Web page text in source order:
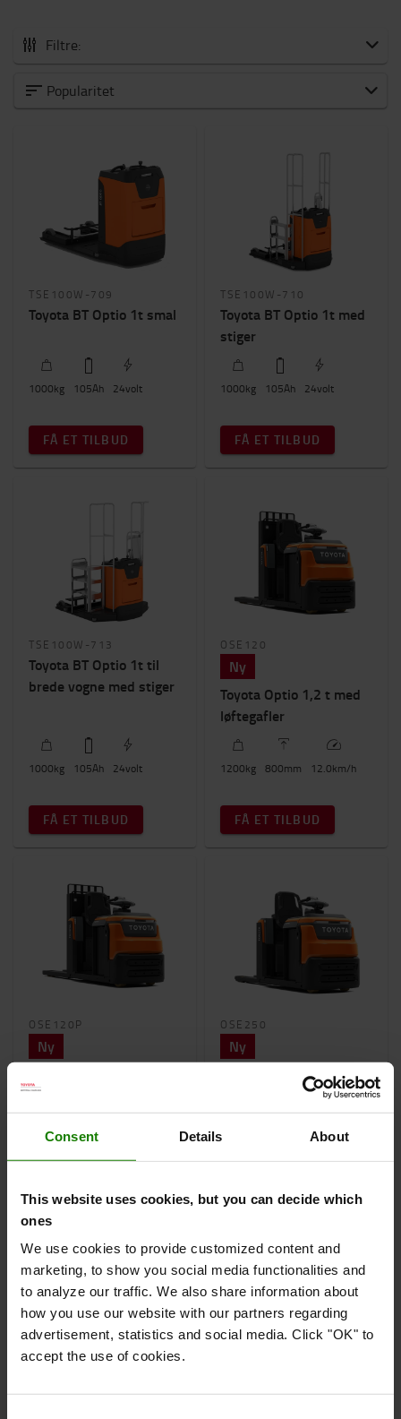
Consent Details About
This website uses cookies, but you can decide which
ones
We use cookies to provide customized content and
marketing, to show you social media functionalities and
to analyze our traffic. We also share information about
how you use our website with our partners regarding
advertisement, statistics and social media. Click "OK" to
accept the use of cookies.
Filtre:
Alle plukketruck
1000kg
Løftehøjde (mm)
Pris
184000kr.
Byggehøjde
1900mm
Popularitet
TSE100W-709
Toyota BT Optio 1t smal
1000kg 105Ah 24volt
FÅ ET TILBUD
TSE100W-710
Toyota BT Optio 1t med
stiger
1000kg 105Ah 24volt
FÅ ET TILBUD
TSE100W-713
Toyota BT Optio 1t til
brede vogne med stiger
1000kg 105Ah 24volt
FÅ ET TILBUD
OSE120
Ny
Toyota Optio 1,2 t med
løftegafler
1200kg 800mm 12.0km/h
FÅ ET TILBUD
OSE120P
Ny
løftegafler og
hæveplatform
FÅ ET TILBUD
OSE250
Ny
Toyota Optio 2,5 t